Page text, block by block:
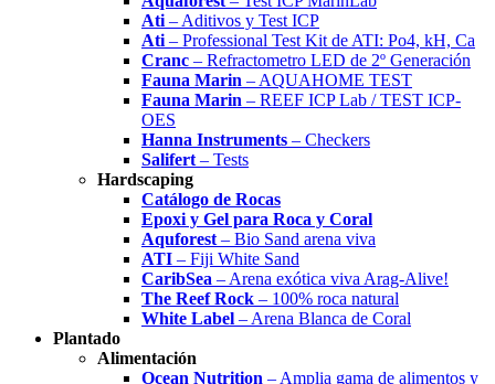
Ati – Aditivos y Test ICP
Ati – Professional Test Kit de ATI: Po4, kH, Ca
Cranc – Refractometro LED de 2º Generación
Fauna Marin – AQUAHOME TEST
Fauna Marin – REEF ICP Lab / TEST ICP-
OES
Hanna Instruments – Checkers
Salifert – Tests
Hardscaping
Catálogo de Rocas
Epoxi y Gel para Roca y Coral
Aquforest – Bio Sand arena viva
ATI – Fiji White Sand
CaribSea – Arena exótica viva Arag-Alive!
The Reef Rock – 100% roca natural
White Label – Arena Blanca de Coral
Plantado
Alimentación
Ocean Nutrition – Amplia gama de alimentos y